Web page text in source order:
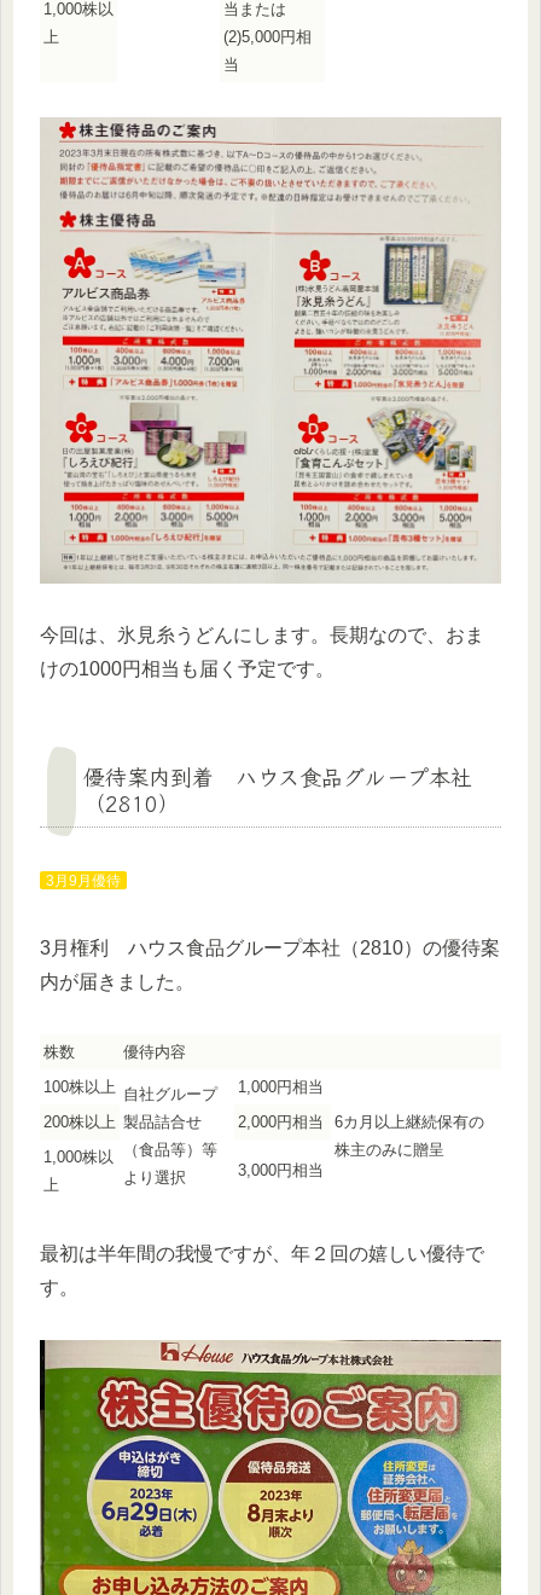
1,000株以
上
当または
(2)5,000円相
当
今回は、氷見糸うどんにします。長期なので、おま
けの1000円相当も届く予定です。
優待案内到着 ハウス食品グループ本社
（2810）
3月9月優待
3月権利 ハウス食品グループ本社（2810）の優待案
内が届きました。
株数
優待内容
100株以上 自社グループ
製品詰合せ
（食品等）等
より選択
1,000円相当
6カ月以上継続保有の
株主のみに贈呈
200株以上
2,000円相当
1,000株以
上
3,000円相当
最初は半年間の我慢ですが、年２回の嬉しい優待で
す。